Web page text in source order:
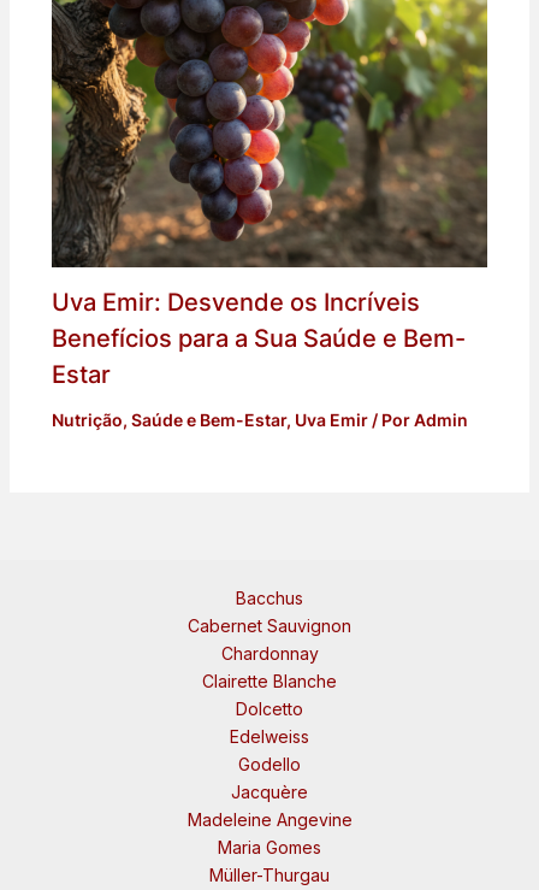
Uva Emir: Desvende os Incríveis
Benefícios para a Sua Saúde e Bem-
Estar
Nutrição, Saúde e Bem-Estar, Uva Emir/ PorAdmin
Bacchus
Cabernet Sauvignon
Chardonnay
Clairette Blanche
Dolcetto
Edelweiss
Godello
Jacquère
Madeleine Angevine
Maria Gomes
Müller-Thurgau